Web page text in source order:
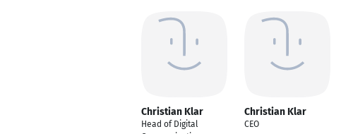
Christian Klar
Head of Digital
Christian Klar
CEO